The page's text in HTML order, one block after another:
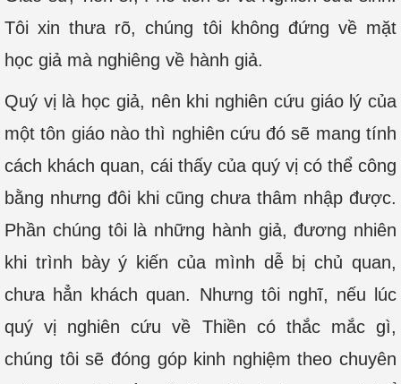
Tôi xin thưa rõ, chúng tôi không đứng về mặt
học giả mà nghiêng về hành giả.
Quý vị là học giả, nên khi nghiên cứu giáo lý của
một tôn giáo nào thì nghiên cứu đó sẽ mang tính
cách khách quan, cái thấy của quý vị có thể công
bằng nhưng đôi khi cũng chưa thâm nhập được.
Phần chúng tôi là những hành giả, đương nhiên
khi trình bày ý kiến của mình dễ bị chủ quan,
chưa hẳn khách quan. Nhưng tôi nghĩ, nếu lúc
quý vị nghiên cứu về Thiền có thắc mắc gì,
chúng tôi sẽ đóng góp kinh nghiệm theo chuyên